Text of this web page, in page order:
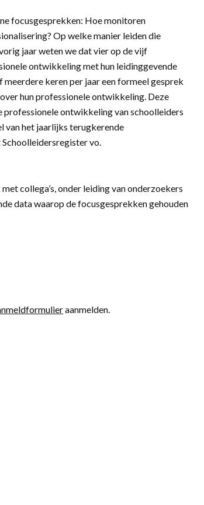
focusgesprekken: Hoe monitoren
Op welke manier leiden die
jaar weten we dat vier op de vijf
ontwikkeling met hun leidinggevende
keren per jaar een formeel gesprek
hun professionele ontwikkeling. Deze
professionele ontwikkeling van schoolleiders
van het jaarlijks terugkerende
vo.
collega’s, onder leiding van onderzoekers
data waarop de focusgesprekken gehouden
aanmelden.